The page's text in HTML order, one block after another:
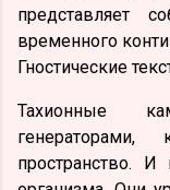
представляет
временного
Гностические
Тахионные
пространство.